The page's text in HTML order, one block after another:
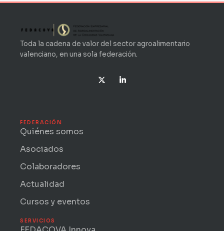
Toda la cadena de valor del sector agroalimentario
valenciano, en una sola federación.
X
- i
FEDERACIÓN
Quiénes somos
Asociados
Colaboradores
Actualidad
Cursos y eventos
SERVICIOS